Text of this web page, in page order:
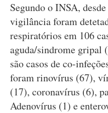
Segundo o INSA,
vigilância foram
respiratórios em 106
aguda/sindrome gripal
são casos de co-
foram rinovírus (67),
(17), coronavírus (6),
Adenovírus (1) e